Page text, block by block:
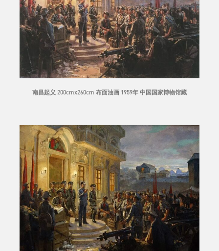
南昌起义 200cmx260cm 布面油画 1959年 中国国家博物馆藏